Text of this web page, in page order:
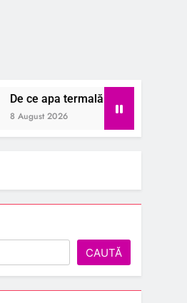
termală este secretul unei pieli
CAUTĂ